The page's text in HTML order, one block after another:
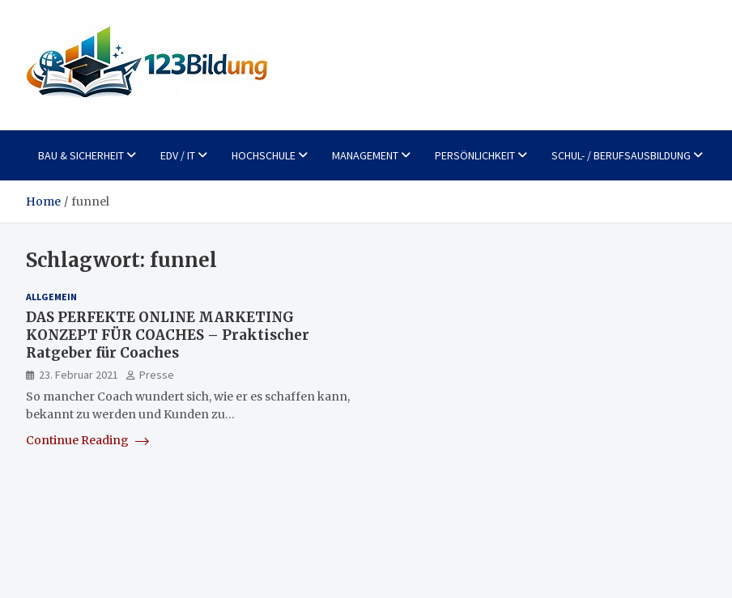
123Bildung
BAU & SICHERHEIT EDV / IT HOCHSCHULE MANAGEMENT PERSÖNLICHKEIT SCHUL- / BERUFSAUSBILDUNG
Home funnel
Schlagwort: funnel
ALLGEMEIN
DAS PERFEKTE ONLINE MARKETING
KONZEPT FÜR COACHES – Praktischer
Ratgeber für Coaches
23. Februar 2021
Presse
So mancher Coach wundert sich, wie er es schaffen kann,
bekannt zu werden und Kunden zu…
Continue Reading